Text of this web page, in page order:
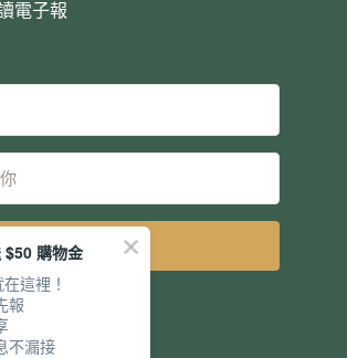
電子報
立即訂閱
$50 購物金
這裡！
報
不漏接